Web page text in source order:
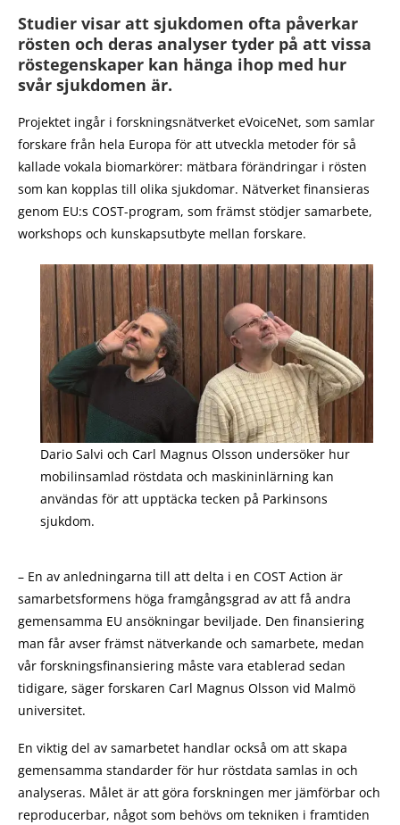
Studier visar att sjukdomen ofta påverkar
rösten och deras analyser tyder på att vissa
röstegenskaper kan hänga ihop med hur
svår sjukdomen är.
Projektet ingår i forskningsnätverket eVoiceNet, som samlar
forskare från hela Europa för att utveckla metoder för så
kallade vokala biomarkörer: mätbara förändringar i rösten
som kan kopplas till olika sjukdomar. Nätverket finansieras
genom EU:s COST-program, som främst stödjer samarbete,
workshops och kunskapsutbyte mellan forskare.
Dario Salvi och Carl Magnus Olsson undersöker hur
mobilinsamlad röstdata och maskininlärning kan
användas för att upptäcka tecken på Parkinsons
sjukdom.
– En av anledningarna till att delta i en COST Action är
samarbetsformens höga framgångsgrad av att få andra
gemensamma EU ansökningar beviljade. Den finansiering
man får avser främst nätverkande och samarbete, medan
vår forskningsfinansiering måste vara etablerad sedan
tidigare, säger forskaren Carl Magnus Olsson vid Malmö
universitet.
En viktig del av samarbetet handlar också om att skapa
gemensamma standarder för hur röstdata samlas in och
analyseras. Målet är att göra forskningen mer jämförbar och
reproducerbar, något som behövs om tekniken i framtiden